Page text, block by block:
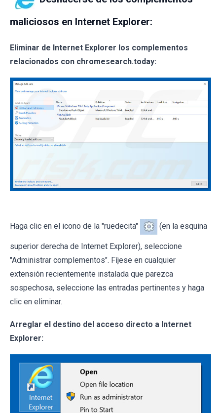
maliciosos en Internet Explorer:
Eliminar de Internet Explorer los complementos
relacionados con chromesearch.today:
Haga clic en el icono de la "ruedecita" (en la esquina
superior derecha de Internet Explorer), seleccione
"Administrar complementos". Fíjese en cualquier
extensión recientemente instalada que parezca
sospechosa, seleccione las entradas pertinentes y haga
clic en eliminar.
Arreglar el destino del acceso directo a Internet
Explorer: